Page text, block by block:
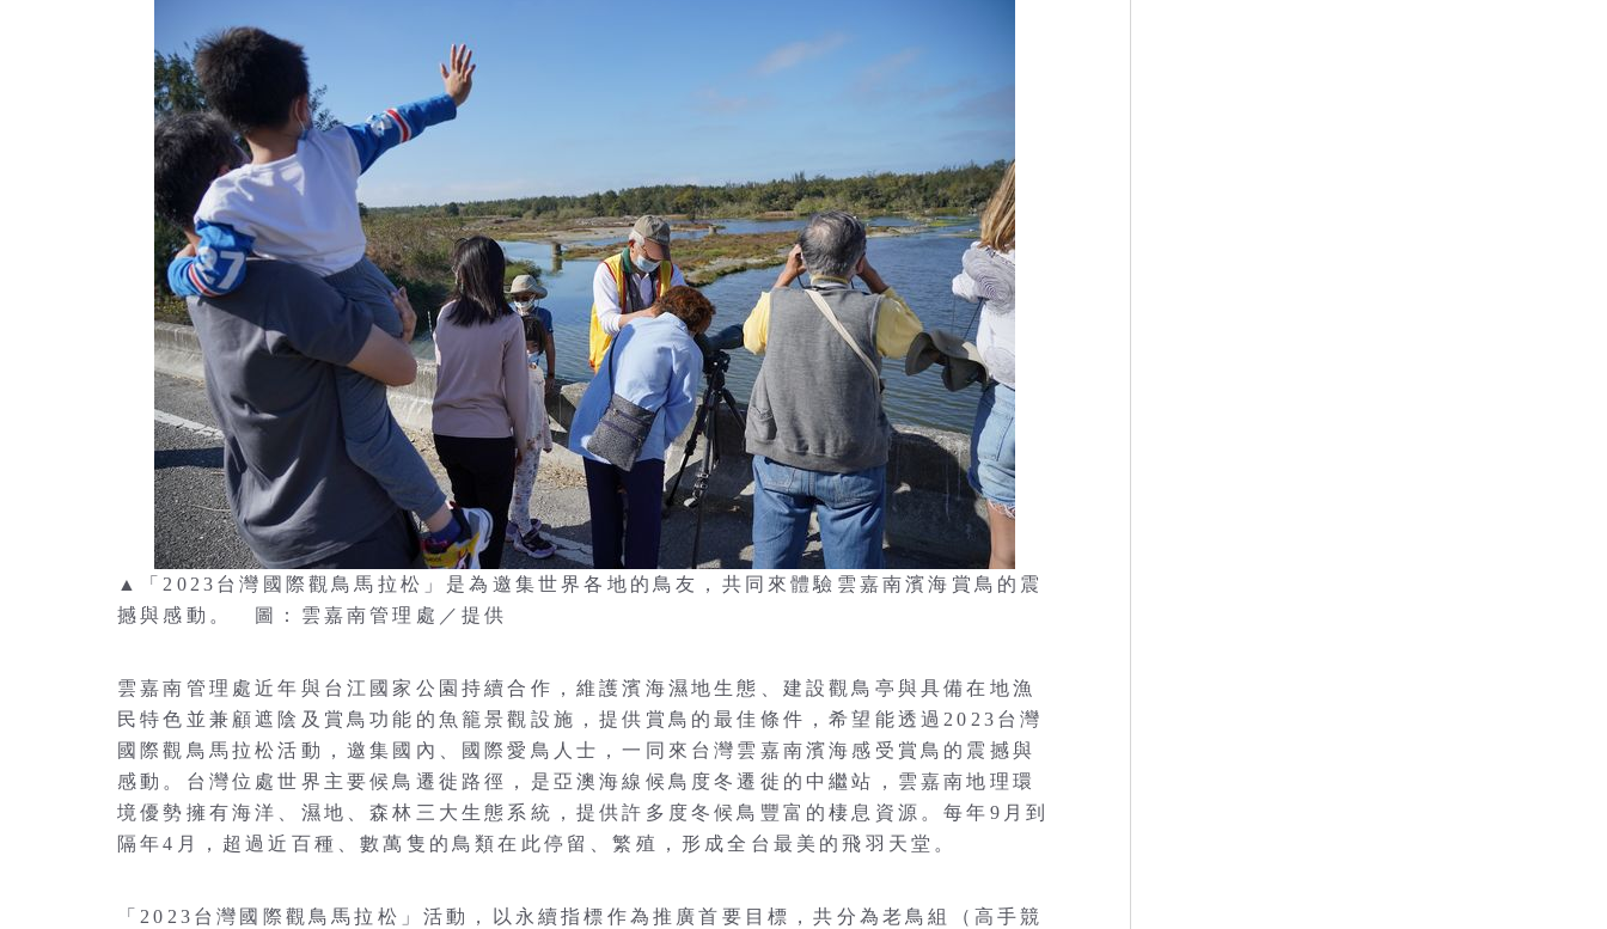
▲「2023台灣國際觀鳥馬拉松」是為邀集世界各地的鳥友，共同來體驗雲嘉南濱海賞鳥的震
撼與感動。 圖：雲嘉南管理處／提供
雲嘉南管理處近年與台江國家公園持續合作，維護濱海濕地生態、建設觀鳥亭與具備在地漁
民特色並兼顧遮陰及賞鳥功能的魚籠景觀設施，提供賞鳥的最佳條件，希望能透過2023台灣
國際觀鳥馬拉松活動，邀集國內、國際愛鳥人士，一同來台灣雲嘉南濱海感受賞鳥的震撼與
感動。台灣位處世界主要候鳥遷徙路徑，是亞澳海線候鳥度冬遷徙的中繼站，雲嘉南地理環
境優勢擁有海洋、濕地、森林三大生態系統，提供許多度冬候鳥豐富的棲息資源。每年9月到
隔年4月，超過近百種、數萬隻的鳥類在此停留、繁殖，形成全台最美的飛羽天堂。
「2023台灣國際觀鳥馬拉松」活動，以永續指標作為推廣首要目標，共分為老鳥組（高手競